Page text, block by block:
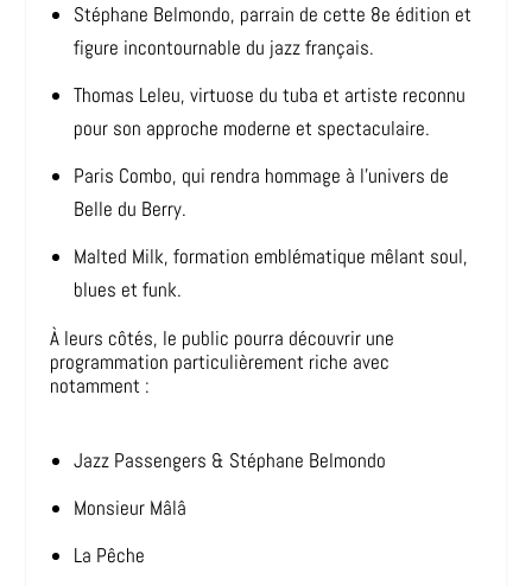
Stéphane Belmondo, parrain de cette 8e édition et
figure incontournable du jazz français.
Thomas Leleu, virtuose du tuba et artiste reconnu
pour son approche moderne et spectaculaire.
Paris Combo, qui rendra hommage à l’univers de
Belle du Berry.
Malted Milk, formation emblématique mêlant soul,
blues et funk.
À leurs côtés, le public pourra découvrir une
programmation particulièrement riche avec
notamment :
Jazz Passengers & Stéphane Belmondo
Monsieur Mâlâ
La Pêche